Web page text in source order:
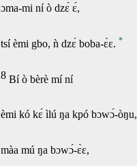
ɔma-mi ní ò dzɛ́ ɛ́,
tsí èmi gbo, ǹ dzɛ́ boba-ɛ̀ɛ. *
8 Bí ò bèrè mí ní
èmi kó kɛ́ ìlú ŋa kpó bɔwɔ́-òŋu,
màa mú ŋa bɔwɔ́-ɛ̀ɛ,